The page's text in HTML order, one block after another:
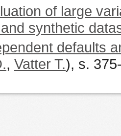
of large
synthetic
defaults
, Vatter T.), s.